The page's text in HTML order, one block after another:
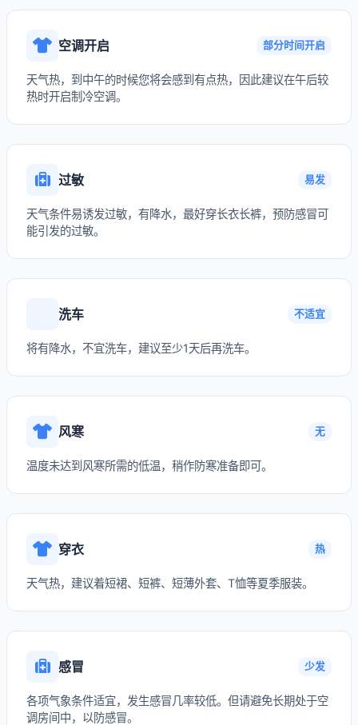
空调开启 部分时间开启
天气热，到中午的时候您将会感到有点热，因此建议在午后较
热时开启制冷空调。
过敏 易发
天气条件易诱发过敏，有降水，最好穿长衣长裤，预防感冒可
能引发的过敏。
洗车 不适宜
将有降水，不宜洗车，建议至少1天后再洗车。
风寒 无
温度未达到风寒所需的低温，稍作防寒准备即可。
穿衣 热
天气热，建议着短裙、短裤、短薄外套、T恤等夏季服装。
感冒 少发
各项气象条件适宜，发生感冒几率较低。但请避免长期处于空
调房间中，以防感冒。